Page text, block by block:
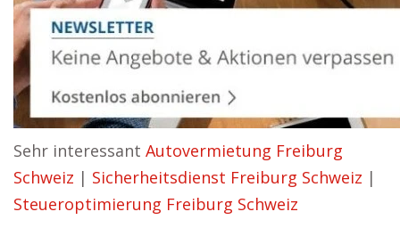
Sehr interessant Autovermietung Freiburg
Schweiz | Sicherheitsdienst Freiburg Schweiz |
Steueroptimierung Freiburg Schweiz